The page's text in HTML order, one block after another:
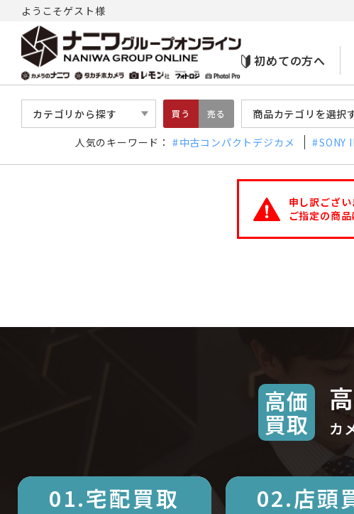
ようこそゲスト様
初めての方へ
カテゴリから探す 買う 売る 商品カテゴリを選択
人気のキーワード： 中古コンパクトデジカメ SONY
申し訳ござい
ご指定の商
高価
買取 カ
01.宅配買取 02.店頭